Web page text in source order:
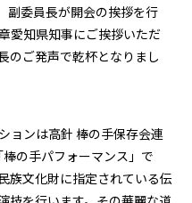
副委員長が開会の挨拶を行
愛知県知事にご挨拶いただ
のご発声で乾杯となりまし
ョンは高針 棒の手保存会連
の手パフォーマンス」で
族文化財に指定されている伝